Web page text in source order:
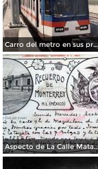
Carro del metro en sus primeras pruebas durante 1990
Aspecto de La Calle Matamoros ( Circulada el 8 de Abril de 1912 ).